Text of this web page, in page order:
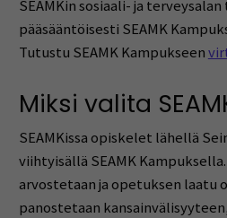
SEAMKin sosiaali- ja
pääsääntöisesti SEAMK
Tutustu SEAMK Kampukseen
Miksi valita
SEAMKissa opiskelet lähellä
viihtyisällä SEAMK
arvostetaan ja opetuksen laatu
panostetaan